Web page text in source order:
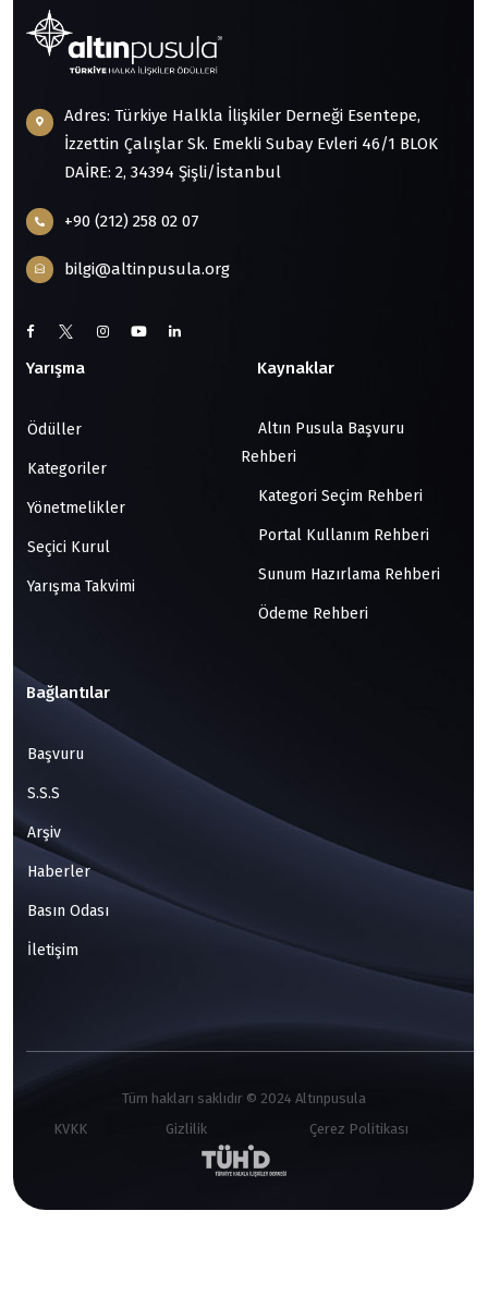
Adres: Türkiye Halkla İlişkiler Derneği Esentepe,
İzzettin Çalışlar Sk. Emekli Subay Evleri 46/1 BLOK
DAİRE: 2, 34394 Şişli/İstanbul
+90 (212) 258 02 07
bilgi@altinpusula.org
Yarışma
Ödüller
Kategoriler
Yönetmelikler
Seçici Kurul
Yarışma Takvimi
Kaynaklar
Altın Pusula Başvuru
Rehberi
Kategori Seçim Rehberi
Portal Kullanım Rehberi
Sunum Hazırlama Rehberi
Ödeme Rehberi
Bağlantılar
Başvuru
S.S.S
Arşiv
Haberler
Basın Odası
İletişim
Tüm hakları saklıdır © 2024 Altınpusula
KVKK
Gizlilik Çerez Politikası